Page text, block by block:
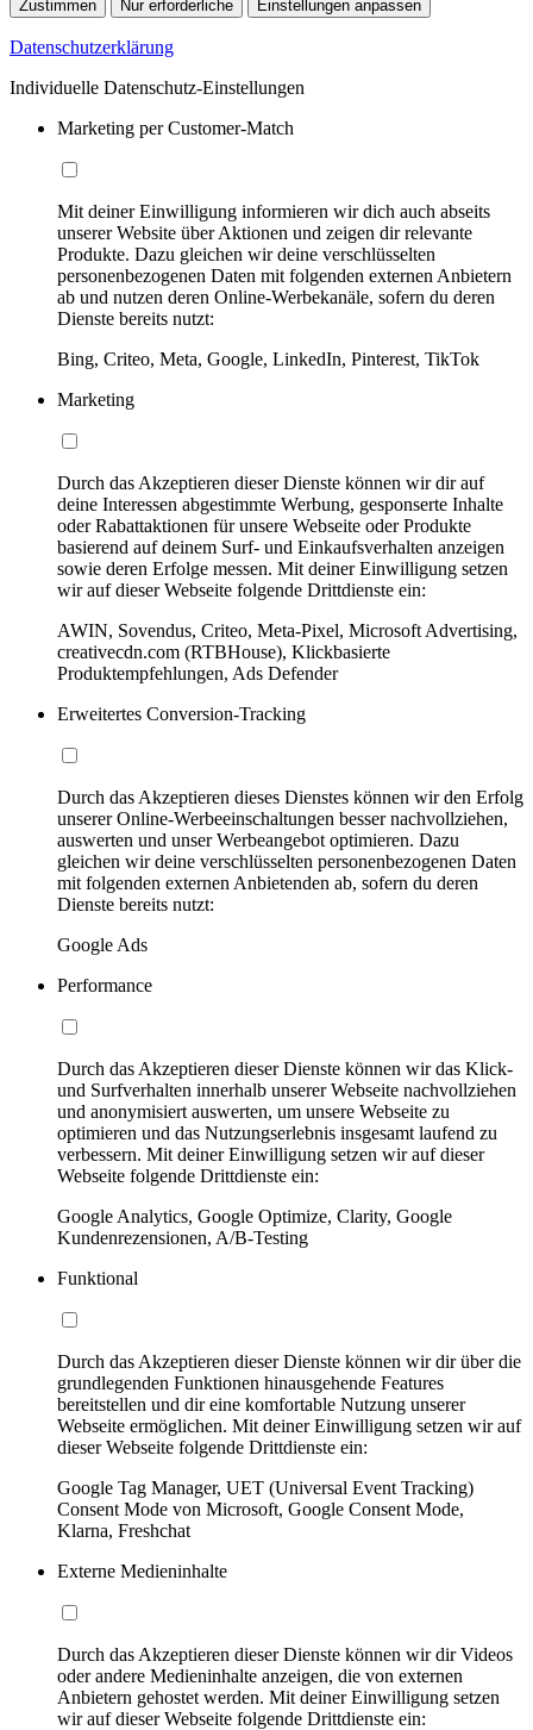
Zustimmen Nur erforderliche Einstellungen anpassen
Datenschutzerklärung
Individuelle Datenschutz-Einstellungen
Marketing per Customer-Match
Mit deiner Einwilligung informieren wir dich auch abseits
unserer Website über Aktionen und zeigen dir relevante
Produkte. Dazu gleichen wir deine verschlüsselten
personenbezogenen Daten mit folgenden externen Anbietern
ab und nutzen deren Online-Werbekanäle, sofern du deren
Dienste bereits nutzt:
Bing, Criteo, Meta, Google, LinkedIn, Pinterest, TikTok
Marketing
Durch das Akzeptieren dieser Dienste können wir dir auf
deine Interessen abgestimmte Werbung, gesponserte Inhalte
oder Rabattaktionen für unsere Webseite oder Produkte
basierend auf deinem Surf- und Einkaufsverhalten anzeigen
sowie deren Erfolge messen. Mit deiner Einwilligung setzen
wir auf dieser Webseite folgende Drittdienste ein:
AWIN, Sovendus, Criteo, Meta-Pixel, Microsoft Advertising,
creativecdn.com (RTBHouse), Klickbasierte
Produktempfehlungen, Ads Defender
Erweitertes Conversion-Tracking
Durch das Akzeptieren dieses Dienstes können wir den Erfolg
unserer Online-Werbeeinschaltungen besser nachvollziehen,
auswerten und unser Werbeangebot optimieren. Dazu
gleichen wir deine verschlüsselten personenbezogenen Daten
mit folgenden externen Anbietenden ab, sofern du deren
Dienste bereits nutzt:
Google Ads
Performance
Durch das Akzeptieren dieser Dienste können wir das Klick-
und Surfverhalten innerhalb unserer Webseite nachvollziehen
und anonymisiert auswerten, um unsere Webseite zu
optimieren und das Nutzungserlebnis insgesamt laufend zu
verbessern. Mit deiner Einwilligung setzen wir auf dieser
Webseite folgende Drittdienste ein:
Google Analytics, Google Optimize, Clarity, Google
Kundenrezensionen, A/B-Testing
Funktional
Durch das Akzeptieren dieser Dienste können wir dir über die
grundlegenden Funktionen hinausgehende Features
bereitstellen und dir eine komfortable Nutzung unserer
Webseite ermöglichen. Mit deiner Einwilligung setzen wir auf
dieser Webseite folgende Drittdienste ein:
Google Tag Manager, UET (Universal Event Tracking)
Consent Mode von Microsoft, Google Consent Mode,
Klarna, Freshchat
Externe Medieninhalte
Durch das Akzeptieren dieser Dienste können wir dir Videos
oder andere Medieninhalte anzeigen, die von externen
Anbietern gehostet werden. Mit deiner Einwilligung setzen
wir auf dieser Webseite folgende Drittdienste ein: